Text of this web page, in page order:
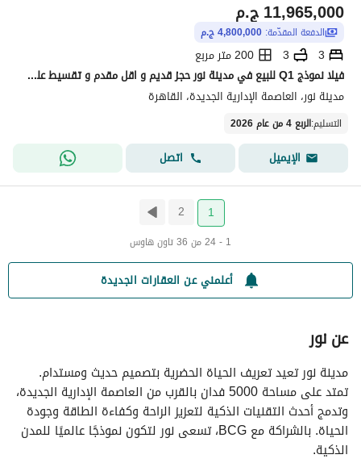
ج.م11,965,000
الدفعة المقدّمة: 4,800,000 ج.م
3
3
200 متر مربع
فيلا نموذج Q1 للبيع في مدينة نور حجز قديم و اقل مقدم و تقسيط علي 15 سنه - طرفيه
مدينة نور، العاصمة الإدارية الجديدة، القاهرة
التسليم:الربع 4 من عام 2026
الإيميل اتصل
1
2
1 - 24 من 36 تاون هاوس
أعلمني عن العقارات الجديدة
عن نور
مدينة نور تعيد تعريف الحياة الحضرية بتصميم حديث ومستدام.
تمتد على مساحة 5000 فدان بالقرب من العاصمة الإدارية الجديدة،
وتدمج أحدث التقنيات الذكية لتعزيز الراحة وكفاءة الطاقة وجودة
الحياة. بالشراكة مع BCG، تسعى نور لتكون نموذجًا عالميًا للمدن
الذكية.